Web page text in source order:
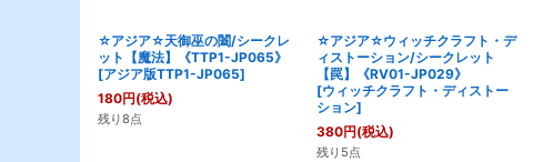
☆アジア☆天御巫の闔/シークレ
ット【魔法】《TTP1-JP065》
[アジア版TTP1-JP065]
180円(税込)
残り8点
☆アジア☆ウィッチクラフト・デ
ィストーション/シークレット
【罠】《RV01-JP029》
[ウィッチクラフト・ディストー
ション]
380円(税込)
残り5点